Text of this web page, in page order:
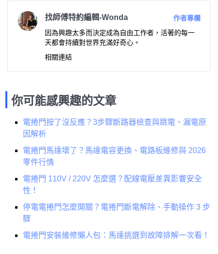
找師傅特約編輯-Wonda
作者專欄
因為興趣太多而決定成為自由工作者，活著的每一
天都會持續對世界充滿好奇心。
相關連結
你可能感興趣的文章
電捲門按了沒反應？3步驟斷路器檢查與跳電、漏電原
因解析
電捲門馬達壞了？馬達電容更換、電路板維修與 2026
零件行情
電捲門 110V / 220V 怎麼選？配線電壓差異影響安全
性！
停電電捲門怎麼開關？電捲門斷電解除、手動操作 3 步
驟
電捲門安裝維修懶人包：馬達挑選到故障排解一次看！